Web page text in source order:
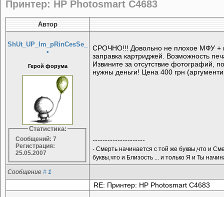
Принтер: HP Photosmart C4683
Автор
ShUt_UP_Im_pRinCesSe_
•
Герой форума
Статистика:
Сообщений: 7
Регистрация:
25.05.2007
СРОЧНО!!! Довольно не плохое МФУ +
заправка картриджей. Возможность
Извините за отсутствие фотографий,
нужны деньги! Цена 400 грн
---------------------
- Смерть начинается с той же буквы,что и
буквы,что и Близость ... и только Я и Ты
Сообщение # 1
RE: Принтер: HP Photosmart C4683